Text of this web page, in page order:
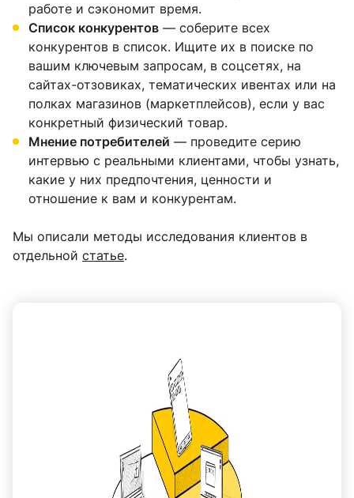
работе и сэкономит время.
Список конкурентов — соберите всех
конкурентов в список. Ищите их в поиске по
вашим ключевым запросам, в соцсетях, на
сайтах-отзовиках, тематических ивентах или на
полках магазинов (маркетплейсов), если у вас
конкретный физический товар.
Мнение потребителей — проведите серию
интервью с реальными клиентами, чтобы узнать,
какие у них предпочтения, ценности и
отношение к вам и конкурентам.
Мы описали методы исследования клиентов в
отдельной статье.